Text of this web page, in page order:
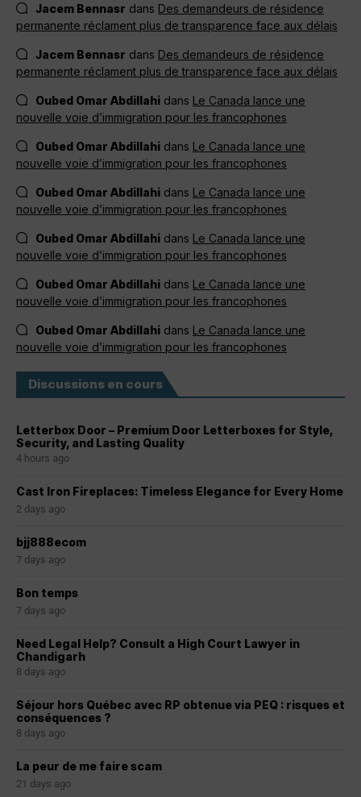
Jacem Bennasr dans Des demandeurs de résidence
permanente réclament plus de transparence face aux délais
Jacem Bennasr dans Des demandeurs de résidence
permanente réclament plus de transparence face aux délais
Oubed Omar Abdillahi dans Le Canada lance une
nouvelle voie d’immigration pour les francophones
Oubed Omar Abdillahi dans Le Canada lance une
nouvelle voie d’immigration pour les francophones
Oubed Omar Abdillahi dans Le Canada lance une
nouvelle voie d’immigration pour les francophones
Oubed Omar Abdillahi dans Le Canada lance une
nouvelle voie d’immigration pour les francophones
Oubed Omar Abdillahi dans Le Canada lance une
nouvelle voie d’immigration pour les francophones
Oubed Omar Abdillahi dans Le Canada lance une
nouvelle voie d’immigration pour les francophones
Discussions en cours
Letterbox Door – Premium Door Letterboxes for Style,
Security, and Lasting Quality
4 hours ago
Cast Iron Fireplaces: Timeless Elegance for Every Home
2 days ago
bjj888ecom
7 days ago
Bon temps
7 days ago
Need Legal Help? Consult a High Court Lawyer in
Chandigarh
8 days ago
Séjour hors Québec avec RP obtenue via PEQ : risques et
conséquences ?
8 days ago
La peur de me faire scam
21 days ago